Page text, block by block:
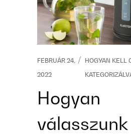
FEBRUÁR 24,
2022
HOGYAN KELL
Hogyan
válasszunk